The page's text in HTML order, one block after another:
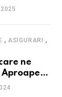
caută
mai ales
, ASIGURARI ,
ne
ard zilnic